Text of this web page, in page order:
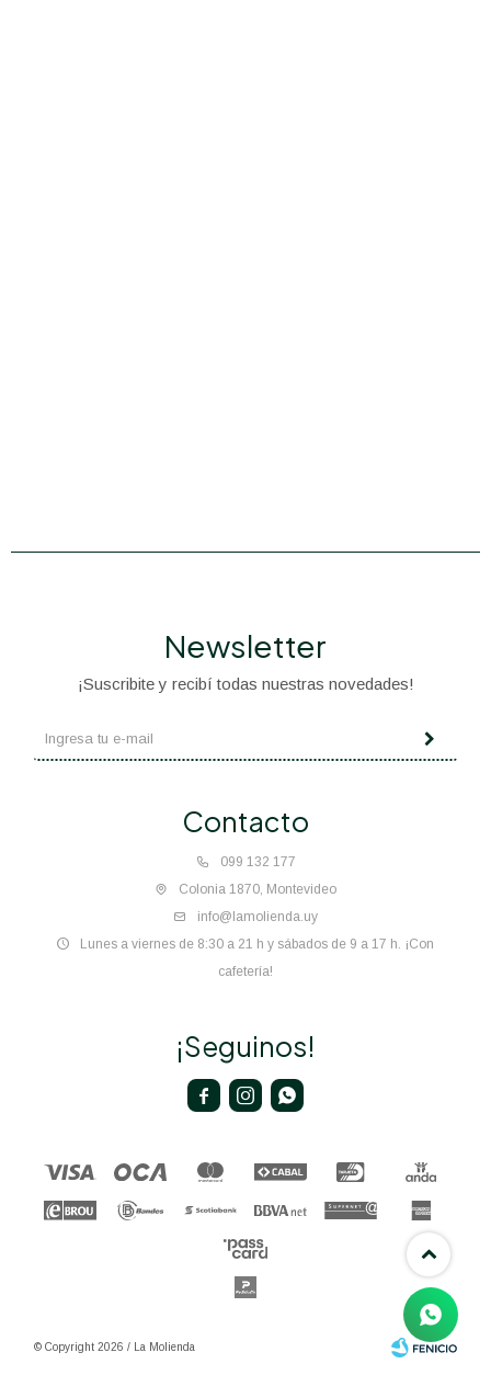
Contacto
099 132 177
Colonia 1870, Montevideo
info@lamolienda.uy
Lunes a viernes de 8:30 a 21 h y sábados de 9 a 17 h. ¡Con
cafetería!
Newsletter
¡Suscribite y recibí todas nuestras novedades!
¡Seguinos!
  
© Copyright 2026 / La Molienda